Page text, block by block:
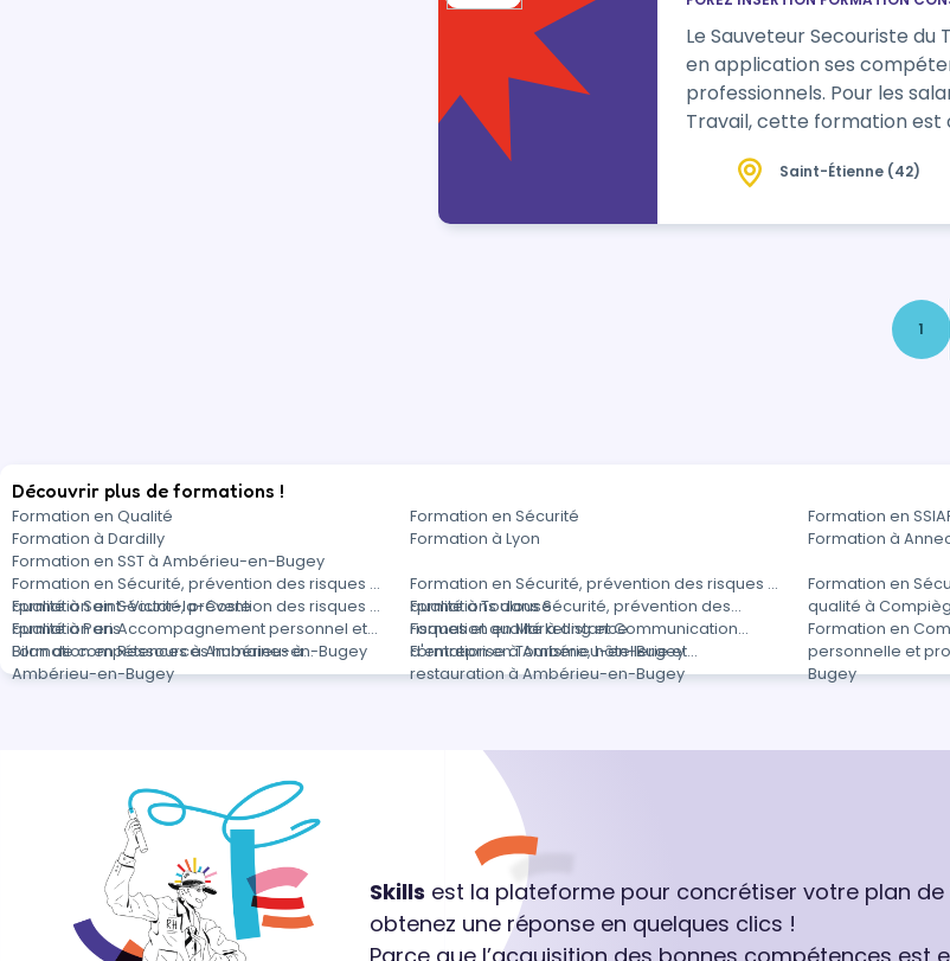
Le Sauveteur Secouriste
en application ses
professionnels. Pour les salariés, conformément à l’article L.6313-1 du Code du
Travail, cette formation est
Saint-Étienne (42)
1
Découvrir plus de formations !
Formation en Qualité Formation en Sécurité Formation en
Formation à Dardilly
Formation à Lyon Formation à
Formation en SST à Ambérieu-en-Bugey
Formation en Sécurité, prévention des risques et
qualité à Saint-Victor-la-Coste
Formation en Sécurité, prévention des risques et
qualité à Toulouse
Formation en
qualité à
Formation en Sécurité, prévention des risques et
qualité à Paris
Formations dans Sécurité, prévention des
risques et qualité à distance
Formation en Accompagnement personnel et
Bilan de compétences à Ambérieu-en-Bugey
Formation en Marketing et Communication
d'entreprise à Ambérieu-en-Bugey
Formation en
personnelle et
Bugey
Formation en Ressources humaines à
Ambérieu-en-Bugey
Formation en Tourisme, hôtellerie et
restauration à Ambérieu-en-Bugey
Skills est la plateforme pour concrétiser votre plan
obtenez une réponse en quelques clics !